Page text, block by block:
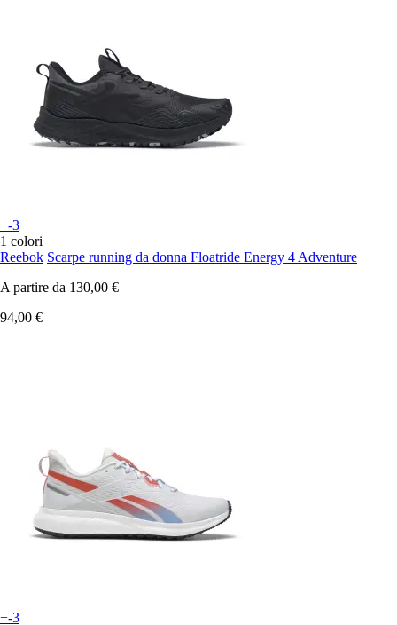
+-3
1 colori
Reebok Scarpe running da donna Floatride Energy 4 Adventure
A partire da 130,00 €
94,00 €
+-3